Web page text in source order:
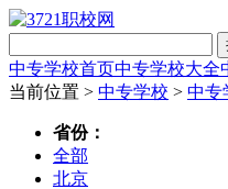
中专学校首页中专学校大全
当前位置 > 中专学校 > 中专
省份：
全部
北京